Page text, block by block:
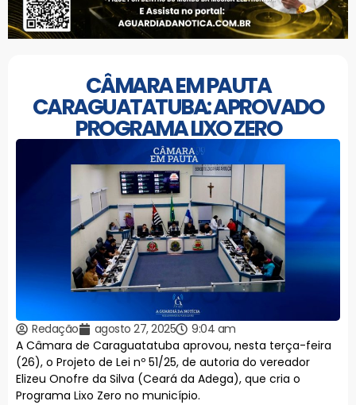
CÂMARA EM PAUTA
CARAGUATATUBA: APROVADO
PROGRAMA LIXO ZERO
Redação agosto 27, 2025
9:04 am
A Câmara de Caraguatatuba aprovou, nesta terça-feira
(26), o Projeto de Lei nº 51/25, de autoria do vereador
Elizeu Onofre da Silva (Ceará da Adega), que cria o
Programa Lixo Zero no município.